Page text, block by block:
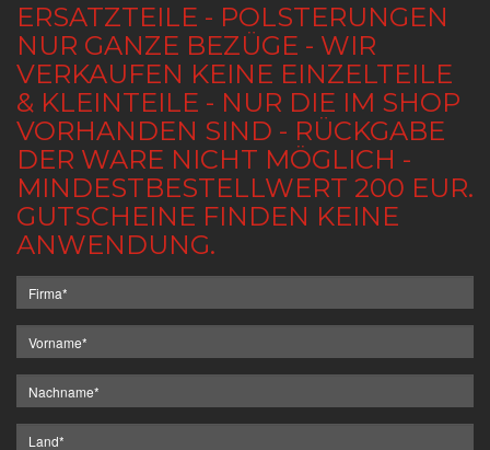
ERSATZTEILE - POLSTERUNGEN
NUR GANZE BEZÜGE - WIR
VERKAUFEN KEINE EINZELTEILE
& KLEINTEILE - NUR DIE IM SHOP
VORHANDEN SIND - RÜCKGABE
DER WARE NICHT MÖGLICH -
MINDESTBESTELLWERT 200 EUR.
GUTSCHEINE FINDEN KEINE
ANWENDUNG.